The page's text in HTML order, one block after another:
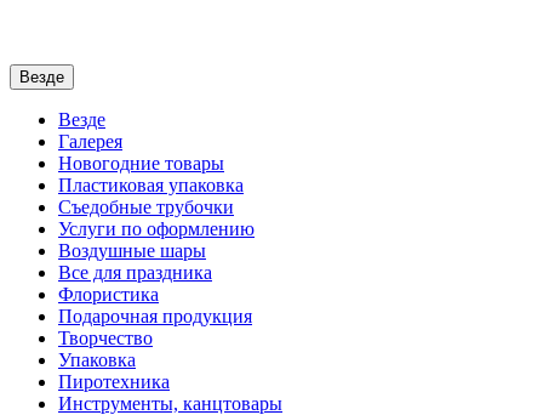
Везде
Везде
Галерея
Новогодние товары
Пластиковая упаковка
Съедобные трубочки
Услуги по оформлению
Воздушные шары
Все для праздника
Флористика
Подарочная продукция
Творчество
Упаковка
Пиротехника
Инструменты, канцтовары